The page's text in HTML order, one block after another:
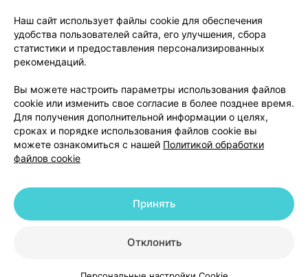
О проекте
Новости проекта
Размещение рекламы
Медицинский маркетинг
Публичный договор
Доставка
Способы оплаты
Вакансии
Партнеры
Написать руководителю 103.by
Написать в поддержку
Персональные настройки Cookie
© 2026 ООО «Артокс Лаб», УНП 191700409 | 220012, Республика Беларусь,
+375 291212755
Наш сайт использует файлы cookie для обеспечения
удобства пользователей сайта, его улучшения, сбора
статистики и предоставления персонализированных
рекомендаций.
Вы можете настроить параметры использования файлов
cookie или изменить свое согласие в более позднее время.
Для получения дополнительной информации о целях,
сроках и порядке использования файлов cookie вы
можете ознакомиться с нашей Политикой обработки
файлов cookie
Отклонить
Принять